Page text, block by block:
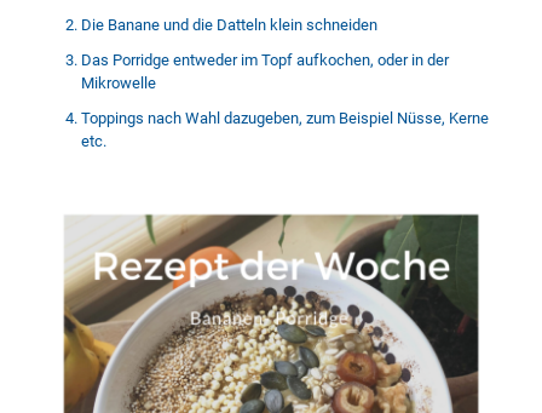
Die Banane und die Datteln klein schneiden
Das Porridge entweder im Topf aufkochen, oder in der
Mikrowelle
Toppings nach Wahl dazugeben, zum Beispiel Nüsse, Kerne
etc.